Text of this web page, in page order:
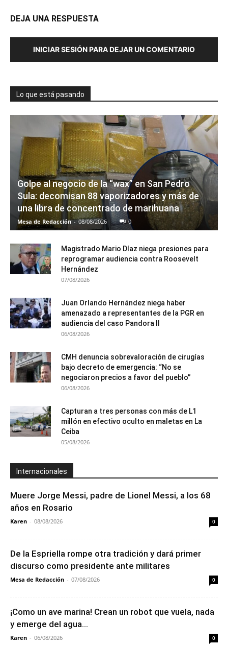
DEJA UNA RESPUESTA
INICIAR SESIÓN PARA DEJAR UN COMENTARIO
Lo que está pasando
Golpe al negocio de la “wax” en San Pedro
Sula: decomisan 88 vaporizadores y más de
una libra de concentrado de marihuana
Mesa de Redacción - 08/08/2026 0
Magistrado Mario Díaz niega presiones para
reprogramar audiencia contra Roosevelt
Hernández
07/08/2026
Juan Orlando Hernández niega haber
amenazado a representantes de la PGR en
audiencia del caso Pandora II
06/08/2026
CMH denuncia sobrevaloración de cirugías
bajo decreto de emergencia: “No se
negociaron precios a favor del pueblo”
06/08/2026
Capturan a tres personas con más de L1
millón en efectivo oculto en maletas en La
Ceiba
05/08/2026
Internacionales
Muere Jorge Messi, padre de Lionel Messi, a los 68
años en Rosario
Karen - 08/08/2026 0
De la Espriella rompe otra tradición y dará primer
discurso como presidente ante militares
Mesa de Redacción - 07/08/2026 0
¡Como un ave marina! Crean un robot que vuela, nada
y emerge del agua...
Karen - 06/08/2026 0